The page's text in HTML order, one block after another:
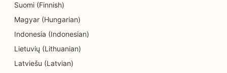
SEO pre endodontistov
SEO pre strojárske firmy
SEO pre zábavu a rekreáciu
SEO pre únikové miestnosti
Suomi (Finnish)
Magyar (Hungarian)
Indonesia (Indonesian)
Lietuvių (Lithuanian)
Latviešu (Latvian)